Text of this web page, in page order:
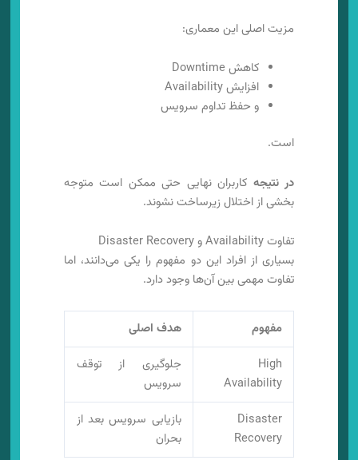
مزیت اصلی این معماری:
کاهش Downtime
افزایش Availability
و حفظ تداوم سرویس
است.
در نتیجه کاربران نهایی حتی ممکن است متوجه
بخشی از اختلال زیرساخت نشوند.
تفاوت Availability و Disaster Recovery
بسیاری از افراد این دو مفهوم را یکی می‌دانند، اما
تفاوت مهمی بین آن‌ها وجود دارد.
مفهوم
هدف اصلی
High
Availability
جلوگیری از توقف
سرویس
Disaster
Recovery
بازیابی سرویس بعد از
بحران